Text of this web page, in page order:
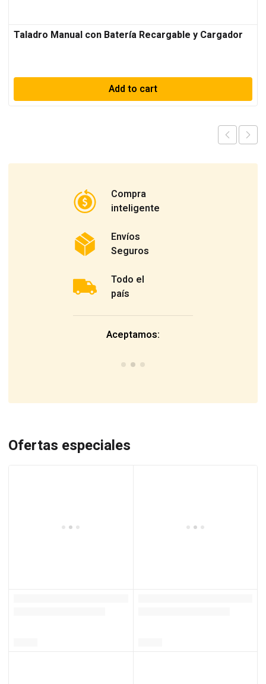
Taladro Manual con Batería Recargable y Cargador
Add to cart
Compra
inteligente
Envíos
Seguros
Todo el
país
Aceptamos:
Ofertas especiales